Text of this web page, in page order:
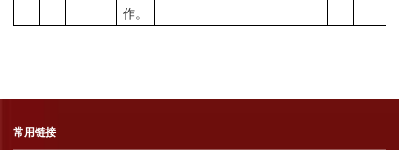
作。
常用链接